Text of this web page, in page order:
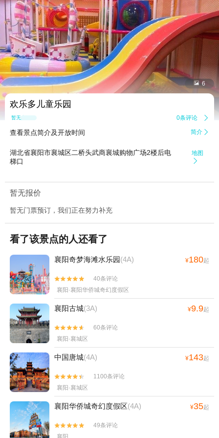
 6
欢乐多儿童乐园
暂无点评 0条评论 
查看景点简介及开放时间 简介 
湖北省襄阳市襄城区二桥头武商襄城购物广场2楼后电
梯口
地图

暂无报价
暂无门票预订，我们正在努力补充
看了该景点的人还看了
襄阳奇梦海滩水乐园(4A) ¥180起


40条评论
襄阳·襄阳华侨城奇幻度假区
襄阳古城(3A) ¥9.9起


60条评论
襄阳·襄城区
中国唐城(4A) ¥143起


1100条评论
襄阳·襄城区
襄阳华侨城奇幻度假区(4A) ¥35起


49条评论
